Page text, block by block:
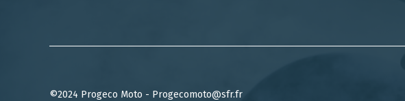
©2024 Progeco Moto - Progecomoto@sfr.fr